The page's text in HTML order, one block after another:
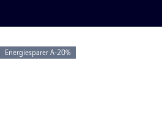
Energiesparer A-20%